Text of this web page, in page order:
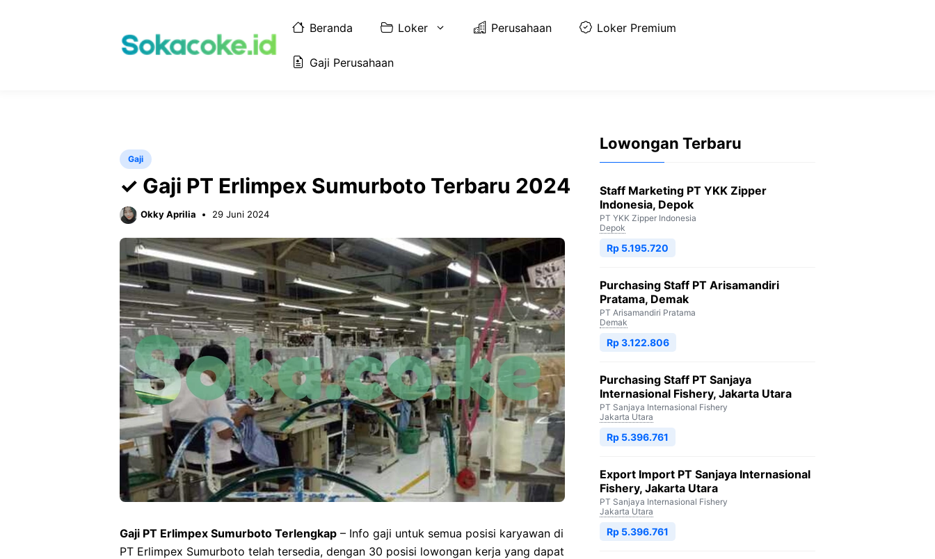
Beranda Loker Perusahaan Loker Premium
Gaji Perusahaan
Gaji
✓ Gaji PT Erlimpex Sumurboto Terbaru 2024
Okky Aprilia 29 Juni 2024
Gaji PT Erlimpex Sumurboto Terlengkap – Info gaji untuk semua posisi karyawan di
PT Erlimpex Sumurboto telah tersedia, dengan 30 posisi lowongan kerja yang dapat
Lowongan Terbaru
Staff Marketing PT YKK Zipper
Indonesia, Depok
PT YKK Zipper Indonesia
Depok
Rp 5.195.720
Purchasing Staff PT Arisamandiri
Pratama, Demak
PT Arisamandiri Pratama
Demak
Rp 3.122.806
Purchasing Staff PT Sanjaya
Internasional Fishery, Jakarta Utara
PT Sanjaya Internasional Fishery
Jakarta Utara
Rp 5.396.761
Export Import PT Sanjaya Internasional
Fishery, Jakarta Utara
PT Sanjaya Internasional Fishery
Jakarta Utara
Rp 5.396.761